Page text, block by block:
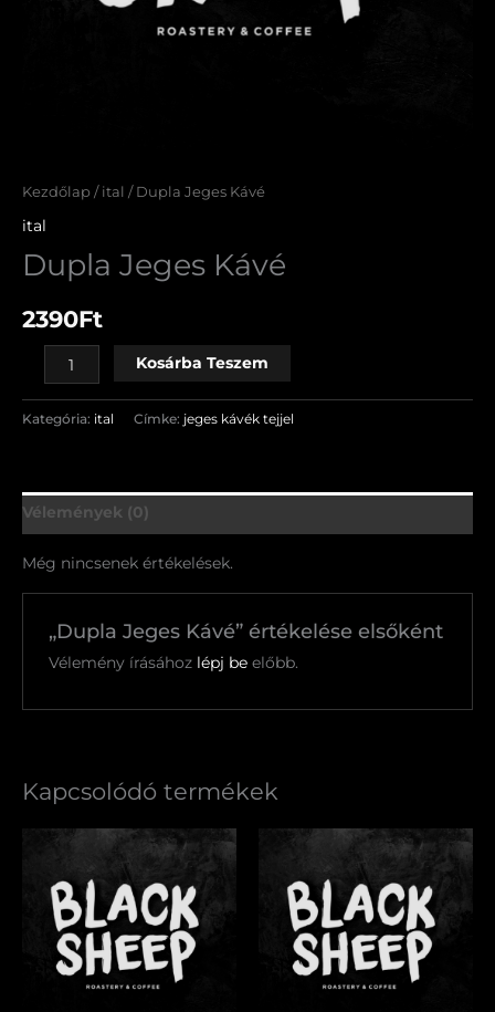
Kezdőlap / ital / Dupla Jeges Kávé
ital
Dupla Jeges Kávé
2390Ft
Kosárba Teszem
Kategória: ital Címke: jeges kávék tejjel
Vélemények (0)
Még nincsenek értékelések.
„Dupla Jeges Kávé” értékelése elsőként
Vélemény írásához lépj beelőbb.
Kapcsolódó termékek
Dupla
Macchiato
mennyiség
Dupla
Latte
mennyiség